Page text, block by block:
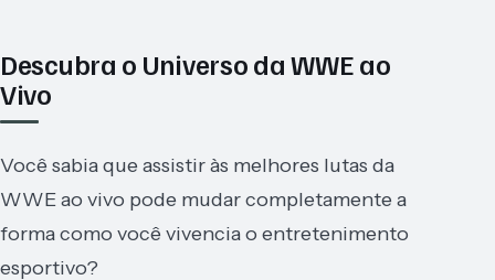
Descubra o Universo da WWE ao
Vivo
Você sabia que assistir às melhores lutas da
WWE ao vivo pode mudar completamente a
forma como você vivencia o entretenimento
esportivo?